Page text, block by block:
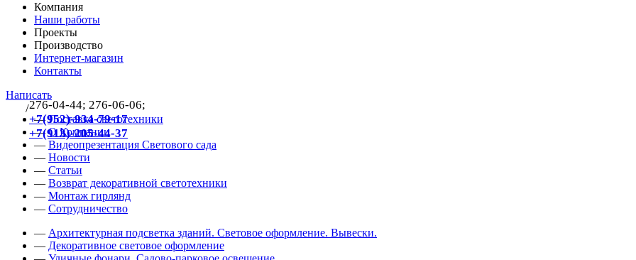
Компания
Наши работы
Проекты
Производство
Интернет-магазин
Контакты
Написать
/276-04-44; 276-06-06;
+7(952)-934-79-17
+7(913)-205-44-37
—Поставка светотехники
—О Компании
— Видеопрезентация Светового сада
— Новости
— Статьи
— Возврат декоративной светотехники
— Монтаж гирлянд
— Сотрудничество
— Архитектурная подсветка зданий. Световое оформление. Вывески.
— Декоративное световое оформление